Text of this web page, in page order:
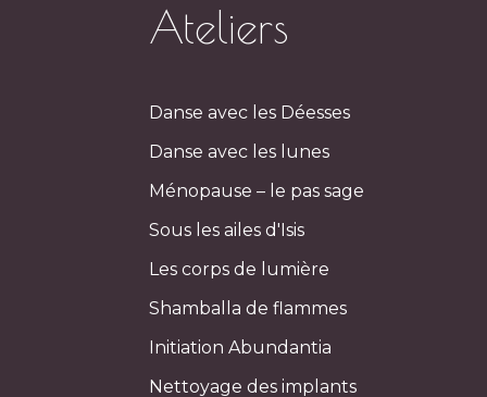
Ateliers
Danse avec les Déesses
Danse avec les lunes
Ménopause – le pas sage
Sous les ailes d'Isis
Les corps de lumière
Shamballa de flammes
Initiation Abundantia
Nettoyage des implants